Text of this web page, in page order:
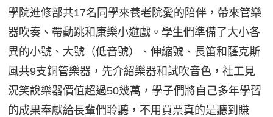
學院進修部共17名同學來養老院愛的陪伴，帶來管樂
器吹奏、帶動跳和康樂小遊戲。學生們準備了大小各
異的小號、大號（低音號）、伸縮號、長笛和薩克斯
風共9支銅管樂器，先介紹樂器和試吹音色，社工見
況笑說樂器價值超過50幾萬，學子們將自己多年學習
的成果奉獻給長輩們聆聽，不用買票真的是聽到賺